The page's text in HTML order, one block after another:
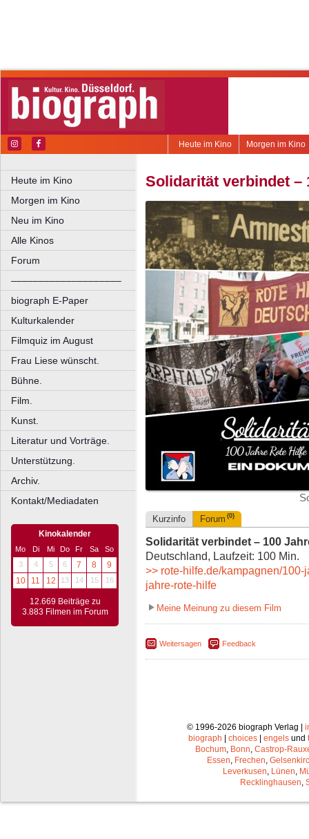
Morgen im Kino
Heute im Kino
Heute im Kino
Morgen im Kino
Neu im Kino
Alle Kinos
Forum
––––––––––––––––––––
biograph E-Paper
Kulturkalender
Filmquiz im August
Frau Liese wünscht.
Bühne.
Film.
Kunst.
Literatur und Vorträge.
Unterstützung.
Archiv.
Kontakt/Mediadaten
Kinokalender
Mo Di Mi Do Fr Sa
So
3
4 5 6 7 8
9
10
11 12 13 14 15 16
12.669 Beiträge zu
3.883 Filmen im Forum
Solidarität verbindet –
Kurzinfo Forum (0)
Solidarität verbindet – 100
Deutschland, Laufzeit: 100 Min.
>> rote-hilfe.de/kampagnen/
jahre-rote-hilfe
Meine Meinung zu diesem Film
Weitersagen Feedback
© 1996-2026 biograph Verlag |
biograph | choices | engels und
Bochum Bonn Castrop-
Essen Frechen
Leverkusen Lünen
Recklinghausen